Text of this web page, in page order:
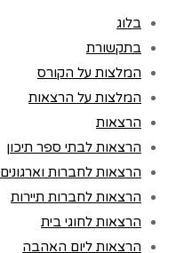
בלוג
בתקשורת
המלצות על הקורס
המלצות על הרצאות
הרצאות
הרצאות לבתי ספר תיכון
הרצאות לחברות וארגונים
הרצאות לחברות תיירות
הרצאות לחוגי בית
הרצאות ליום האהבה